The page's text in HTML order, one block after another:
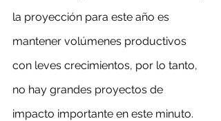
la proyección para este año es
mantener volúmenes productivos
con leves crecimientos, por lo tanto,
no hay grandes proyectos de
impacto importante en este minuto.